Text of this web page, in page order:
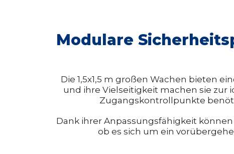
Modulare
Die 1,5x1,5 m großen Wachen bieten
und ihre Vielseitigkeit machen sie zur
Zugangskontrollpunkte
Dank ihrer Anpassungsfähigkeit
ob es sich um ein